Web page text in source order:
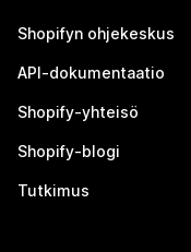
Shopifyn ohjekeskus
API-dokumentaatio
Shopify-yhteisö
Shopify-blogi
Tutkimus